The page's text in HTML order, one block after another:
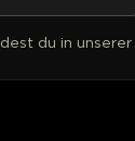
du in unserer